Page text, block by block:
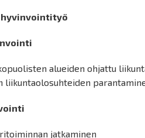
hyvinvointityö
alueiden ohjattu
liikuntaolosuhteiden
jatkaminen